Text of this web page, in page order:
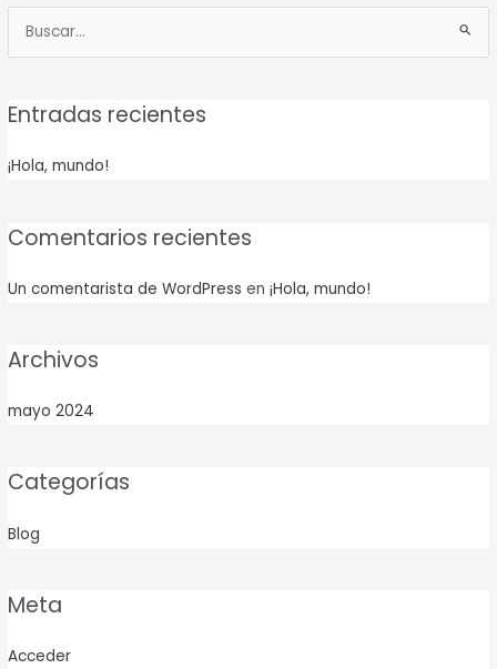
Buscar
por:
Entradas recientes
¡Hola, mundo!
Comentarios recientes
Un comentarista de WordPress en¡Hola, mundo!
Archivos
mayo 2024
Categorías
Blog
Meta
Acceder